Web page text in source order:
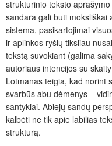
struktūrinio teksto
sandara gali būti
sistema, pasikartojimai
ir aplinkos ryšių tiksliau
tekstą suvokiant (galima
autoriaus intencijos su
Lotmanas teigia, kad norint
svarbūs abu dėmenys –
santykiai. Abiejų sandų
kalbėti ne tik apie labilias
struktūrą.